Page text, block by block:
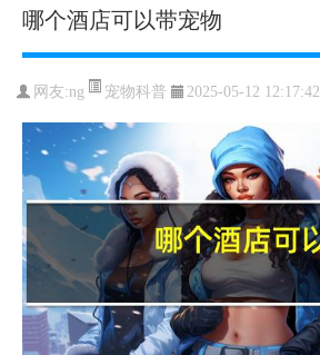
哪个酒店可以带宠物
网友:ng 宠物科普 2025-05-12 12:17:42